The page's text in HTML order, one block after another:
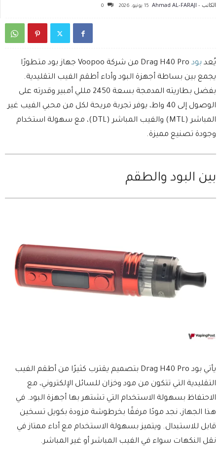
الكاتب - Ahmad AL-FARAJI 15 يونيو، 2026 0
يُعد بود
Drag H40 Pro من شركة Voopoo جهاز بود متطورًا
يجمع بين بساطة أجهزة البود وأداء أطقم الفيب التقليدية.
بفضل بطاريته المدمجة بسعة 2450 مللي أمبير وقدرته على
الوصول إلى 40 واط، يوفر تجربة مريحة لكل من محبي الفيب غير
المباشر (MTL) والفيب المباشر (DTL)، مع سهولة استخدام
وجودة تصنيع مميزة.
بين البود والطقم
يأتي بود Drag H40 Pro بتصميم يقترب كثيرًا من أطقم الفيب
التقليدية التي تتكون من مود وخزان للسائل الإلكتروني، مع
الاحتفاظ بسهولة الاستخدام التي تشتهر بها أجهزة البود. في
هذا الجهاز، نجد مودًا مرفقًا بخرطوشة مزودة بكويل تسخين
قابل للاستبدال. ويتميز بسهولة الاستخدام مع أداء ممتاز في
نقل النكهات سواء في الفيب المباشر أو غير المباشر.